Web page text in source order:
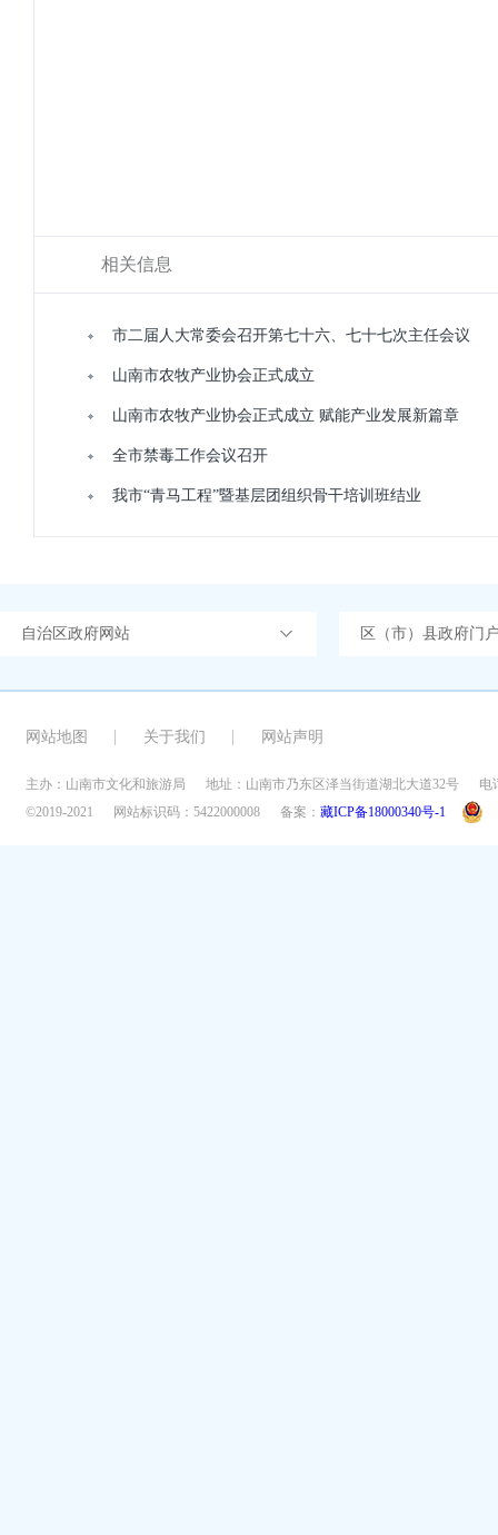
相关信息
市二届人大常委会召开第七十六、七十七次主任会议
山南市农牧产业协会正式成立
山南市农牧产业协会正式成立 赋能产业发展新篇章
全市禁毒工作会议召开
我市“青马工程”暨基层团组织骨干培训班结业
自治区政府网站 区（市）县政府门
网站地图 关于我们 网站声明
主办：山南市文化和旅游局 地址：山南市乃东区泽当街道湖北大道32号
电
©2019-2021
网站标识码：5422000008 备案： 藏ICP备18000340号-1